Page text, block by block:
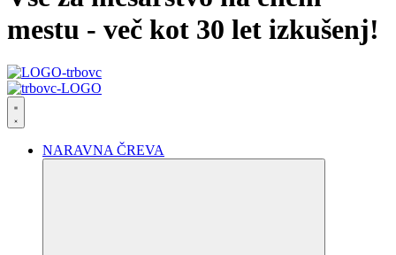
mestu - več kot 30 let izkušenj!
NARAVNA ČREVA